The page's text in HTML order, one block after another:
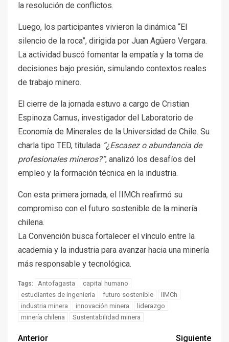
la resolución de conflictos.
Luego, los participantes vivieron la dinámica “El
silencio de la roca”, dirigida por Juan Agüero Vergara.
La actividad buscó fomentar la empatía y la toma de
decisiones bajo presión, simulando contextos reales
de trabajo minero.
El cierre de la jornada estuvo a cargo de Cristian
Espinoza Camus, investigador del Laboratorio de
Economía de Minerales de la Universidad de Chile. Su
charla tipo TED, titulada “¿Escasez o abundancia de
profesionales mineros?”, analizó los desafíos del
empleo y la formación técnica en la industria.
Con esta primera jornada, el IIMCh reafirmó su
compromiso con el futuro sostenible de la minería
chilena.
La Convención busca fortalecer el vínculo entre la
academia y la industria para avanzar hacia una minería
más responsable y tecnológica.
Tags: Antofagasta
capital humano
estudiantes de ingeniería
futuro sostenible
IIMCh
industria minera
innovación minera
liderazgo
minería chilena
Sustentabilidad minera
Anterior Siguiente